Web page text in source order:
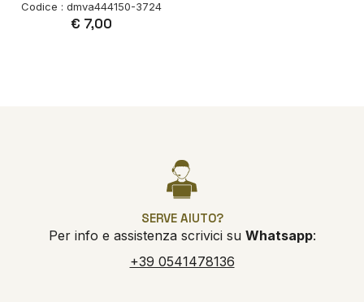
Codice : dmva444150-3724
€ 7,00
SERVE AIUTO?
Per info e assistenza scrivici su Whatsapp:
+39 0541478136